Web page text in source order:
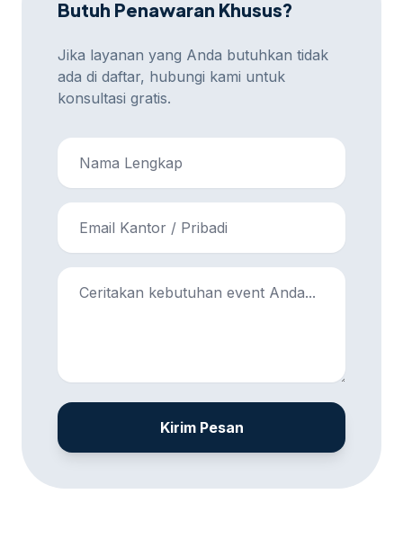
Butuh Penawaran Khusus?
Jika layanan yang Anda butuhkan tidak
ada di daftar, hubungi kami untuk
konsultasi gratis.
Kirim Pesan